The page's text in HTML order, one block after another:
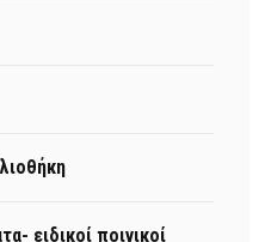
ειδικοί ποινικοί